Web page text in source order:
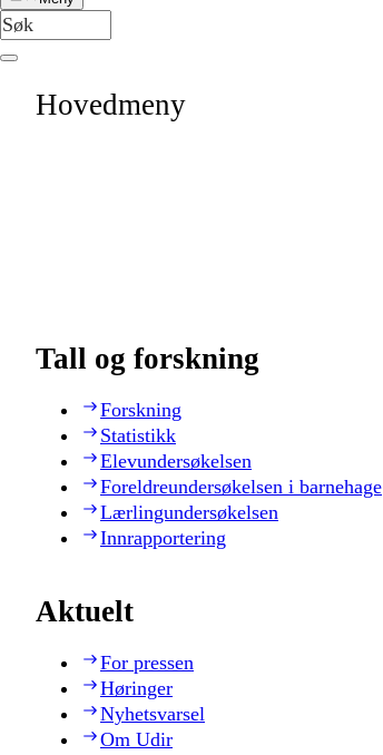
Hovedmeny
Tall og forskning
Forskning
Statistikk
Elevundersøkelsen
Foreldreundersøkelsen i barnehage
Lærlingundersøkelsen
Innrapportering
Aktuelt
For pressen
Høringer
Nyhetsvarsel
Om Udir